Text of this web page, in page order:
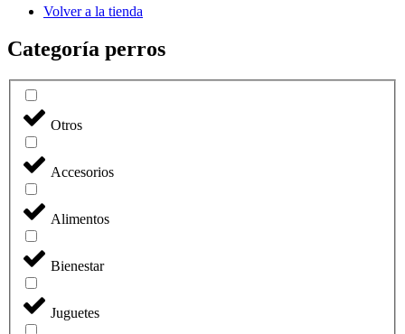
Volver a la tienda
Categoría perros
Otros
Accesorios
Alimentos
Bienestar
Juguetes